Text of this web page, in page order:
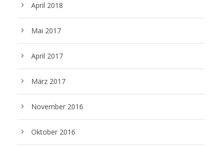
April 2018
Mai 2017
April 2017
März 2017
November 2016
Oktober 2016